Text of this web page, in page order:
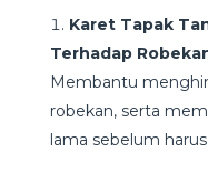
Karet Tapak
Terhadap
Membantu
robekan, serta
lama sebelum